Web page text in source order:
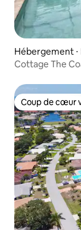
Hébergement
Cottage The
Coup de cœur
Coup de cœur